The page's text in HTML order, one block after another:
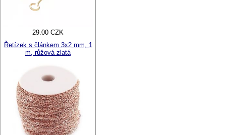
29.00 CZK
Řetízek s článkem 3x2 mm, 1
m, růžová zlatá